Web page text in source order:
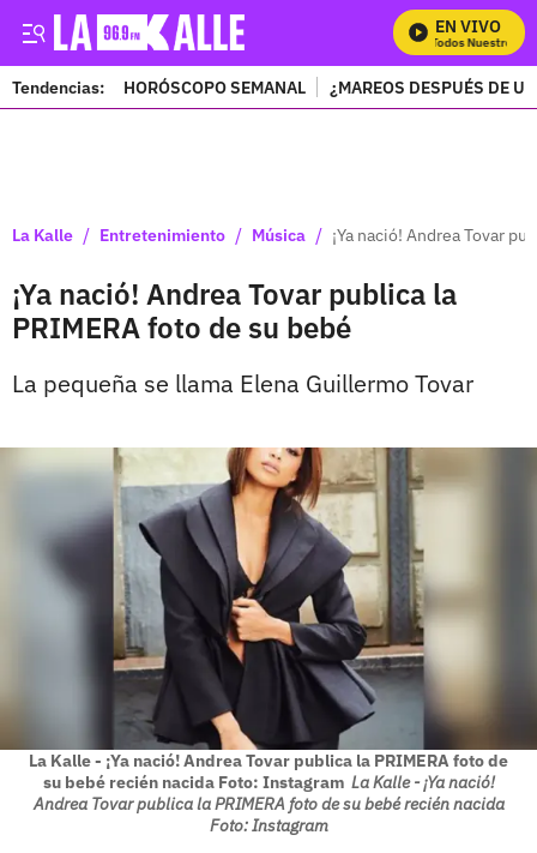
EN VIVO
Mira Todos Nuestros
Tendencias: HORÓSCOPO SEMANAL ¿MAREOS DESPUÉS DE
La Kalle / Entretenimiento / Música / ¡Ya nació! Andrea Tovar
¡Ya nació! Andrea Tovar publica la
PRIMERA foto de su bebé
La pequeña se llama Elena Guillermo Tovar
La Kalle - ¡Ya nació! Andrea Tovar publica la PRIMERA foto de
su bebé recién nacida Foto: Instagram La Kalle - ¡Ya nació!
Andrea Tovar publica la PRIMERA foto de su bebé recién nacida
Foto: Instagram